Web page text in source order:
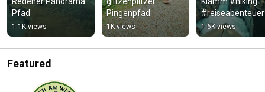
Pfad
1.1K views
Pingenpfad
1K views
#reiseabenteuer
#österreich
1.6K views
Featured